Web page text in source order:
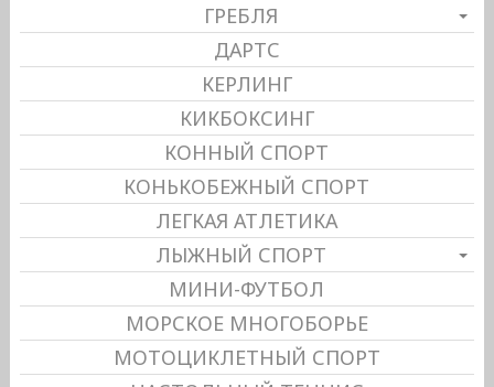
ГРЕБЛЯ
ДАРТС
КЕРЛИНГ
КИКБОКСИНГ
КОННЫЙ СПОРТ
КОНЬКОБЕЖНЫЙ СПОРТ
ЛЕГКАЯ АТЛЕТИКА
ЛЫЖНЫЙ СПОРТ
МИНИ-ФУТБОЛ
МОРСКОЕ МНОГОБОРЬЕ
МОТОЦИКЛЕТНЫЙ СПОРТ